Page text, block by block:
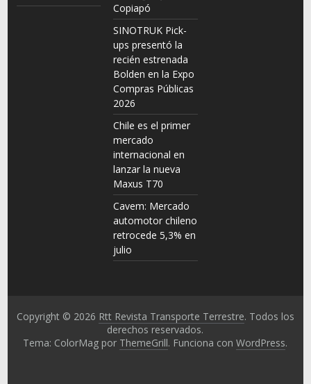
Copiapó
SINOTRUK Pick-
ups presentó la
recién estrenada
Bolden en la Expo
Compras Públicas
2026
Chile es el primer
mercado
internacional en
lanzar la nueva
Maxus T70
Cavem: Mercado
automotor chileno
retrocede 5,3% en
julio
Copyright © 2026 Rtt Revista Transporte Terrestre. Todos los
derechos reservados.
Tema: ColorMag por ThemeGrill. Funciona conWordPress.